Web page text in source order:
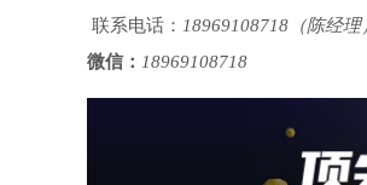
联系电话： 18969108718（陈经理
微信： 18969108718